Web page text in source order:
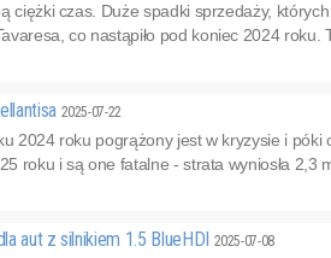
ciężki czas. Duże spadki sprzedaży,
co nastąpiło pod koniec 2024 roku.
2025-07-22
2024 roku pogrążony jest w kryzysie i póki
roku i są one fatalne - strata wyniosła 2,3
aut z silnikiem 1.5 BlueHDI 2025-07-08